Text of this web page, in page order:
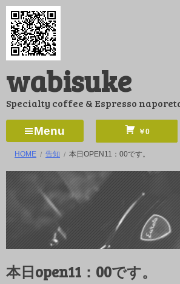
コ
ン
ツ
ス
ッ
wabisuke
Specialty coffee & Espresso
Menu ￥0
HOME 告知 本日OPEN11：00です。
本日open11：00です。